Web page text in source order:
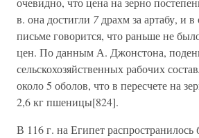
в. она достигли 7драхм за артабу, и
письме говорится, что раньше не
цен. По данным А. Джонстона,
сельскохозяйственных рабочих
около 5 оболов, что в пересчете на
2,6 кг пшеницы[824].
В 116 г. на Египет распространилось